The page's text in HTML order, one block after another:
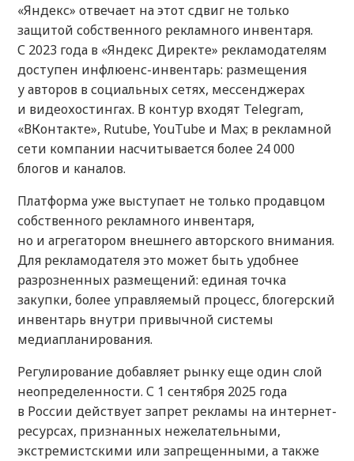
«Яндекс» отвечает на этот сдвиг не только
защитой собственного рекламного инвентаря.
С 2023 года в «Яндекс Директе» рекламодателям
доступен инфлюенс-инвентарь: размещения
у авторов в социальных сетях, мессенджерах
и видеохостингах. В контур входят Telegram,
«ВКонтакте», Rutube, YouTube и Max; в рекламной
сети компании насчитывается более 24 000
блогов и каналов.
Платформа уже выступает не только продавцом
собственного рекламного инвентаря,
но и агрегатором внешнего авторского внимания.
Для рекламодателя это может быть удобнее
разрозненных размещений: единая точка
закупки, более управляемый процесс, блогерский
инвентарь внутри привычной системы
медиапланирования.
Регулирование добавляет рынку еще один слой
неопределенности. С 1 сентября 2025 года
в России действует запрет рекламы на интернет-
ресурсах, признанных нежелательными,
экстремистскими или запрещенными, а также